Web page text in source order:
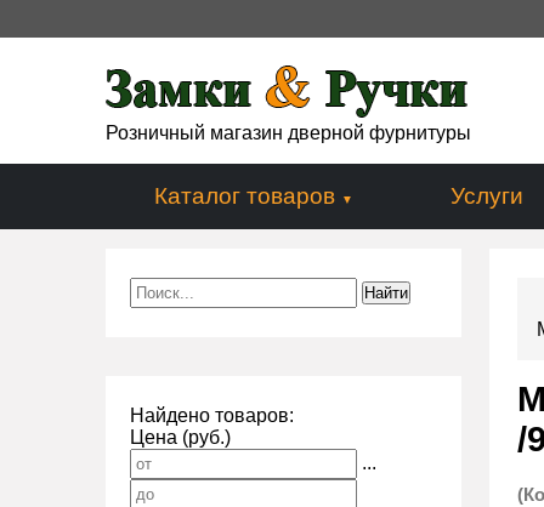
Розничный магазин дверной фурнитуры
Каталог товаров Услуги
Найдено товаров:
Цена (руб.)
...
/